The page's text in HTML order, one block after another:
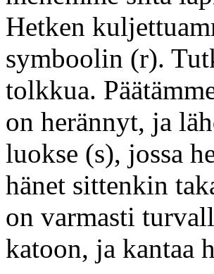
Hetken
symboolin (r).
tolkkua.
on herännyt, ja
luokse (s), jossa
hänet sittenkin
on varmasti
katoon, ja kantaa